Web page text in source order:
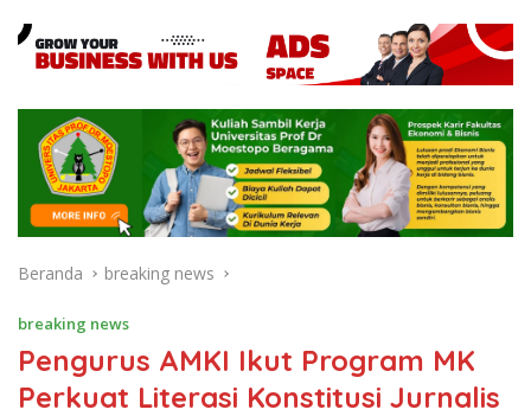
Beranda breaking news
breaking news
Pengurus AMKI Ikut Program MK
Perkuat Literasi Konstitusi Jurnalis